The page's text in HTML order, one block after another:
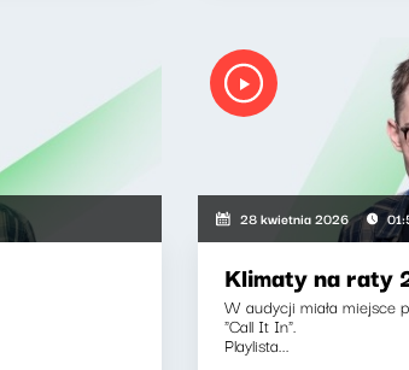
28 kwietnia 2026
Klimaty na raty
W audycji miała miejsce
"Call It In".
Playlista...